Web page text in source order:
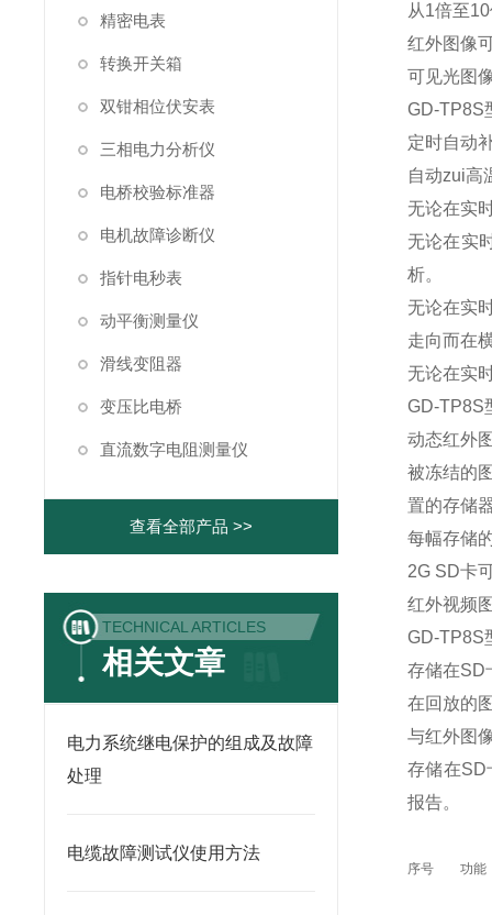
精密电表
转换开关箱
双钳相位伏安表
三相电力分析仪
电桥校验标准器
电机故障诊断仪
指针电秒表
动平衡测量仪
滑线变阻器
变压比电桥
直流数字电阻测量仪
查看全部产品 >>
TECHNICAL ARTICLES
相关文章
电力系统继电保护的组成及故障
处理
电缆故障测试仪使用方法
从1倍至
红外图像
可见光图
GD-TP8S
定时自动
自动zui高
无论在实
无论在实
析。
无论在实
走向而在
无论在实
GD-TP8S
动态红外
被冻结的
置的存储
每幅存储
2G SD卡
红外视频
GD-TP8S
存储在SD
在回放的
与红外图
存储在SD
报告。
序号 功能